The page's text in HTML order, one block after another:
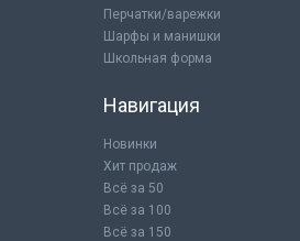
Перчатки/варежки
Шарфы и манишки
Школьная форма
Навигация
Новинки
Хит продаж
Всё за 50
Всё за 100
Всё за 150